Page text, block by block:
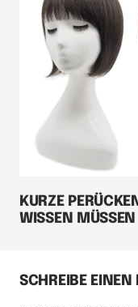
KURZE
WISSEN MÜSSEN
SCHREIBE